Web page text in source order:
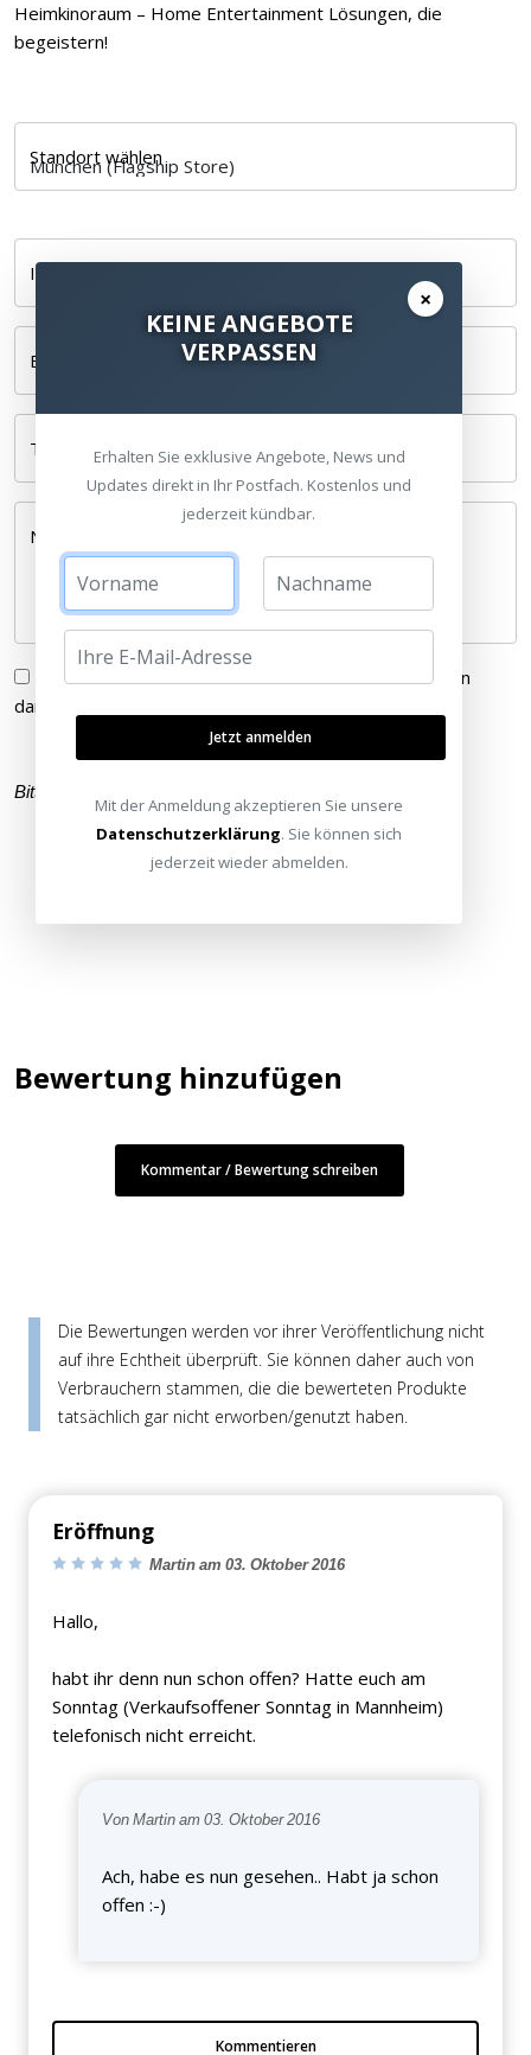
Heimkinoraum – Home Entertainment Lösungen, die
begeistern!
Standort wählen
Ihr Name *
E-Mail *
Telefonnummer
Nachricht *
Ich habe dieDatenschutzerklärunggelesen und bin
damit einverstanden.
Bitte füllen Sie alle Pflichtfelder (
Bewertung hinzufügen
Kommentar / Bewertung schreiben
Die Bewertungen werden vor ihrer Veröffentlichung nicht
auf ihre Echtheit überprüft. Sie können daher auch von
Verbrauchern stammen, die die bewerteten Produkte
tatsächlich gar nicht erworben/genutzt haben.
Eröffnung
Martin am 03. Oktober 2016
Hallo,
habt ihr denn nun schon offen? Hatte euch am
Sonntag (Verkaufsoffener Sonntag in Mannheim)
telefonisch nicht erreicht.
Von Martin am 03. Oktober 2016
Ach, habe es nun gesehen.. Habt ja schon
offen :-)
Kommentieren
×
KEINE ANGEBOTE
VERPASSEN
Erhalten Sie exklusive Angebote, News und
Updates direkt in Ihr Postfach. Kostenlos und
jederzeit kündbar.
Jetzt anmelden
Mit der Anmeldung akzeptieren Sie unsere
Datenschutzerklärung. Sie können sich
jederzeit wieder abmelden.